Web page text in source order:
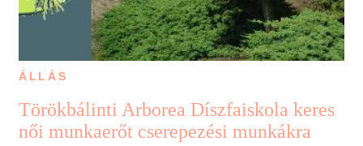
ÁLLÁS
Törökbálinti Arborea Díszfaiskola keres
női munkaerőt cserepezési munkákra